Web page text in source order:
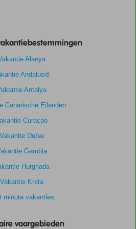
Alanya
Andalusië
Antalya
Canarische Eilanden
Curaçao
Vakantie Dubai
Gambia
Hurghada
Vakantie Kreta
minute vakanties
vaargebieden